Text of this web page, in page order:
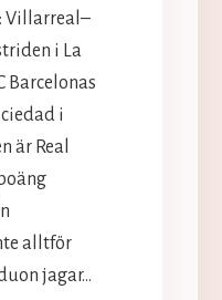
Villarreal–
i La
Barcelonas
i
är Real
alltför
jagar…